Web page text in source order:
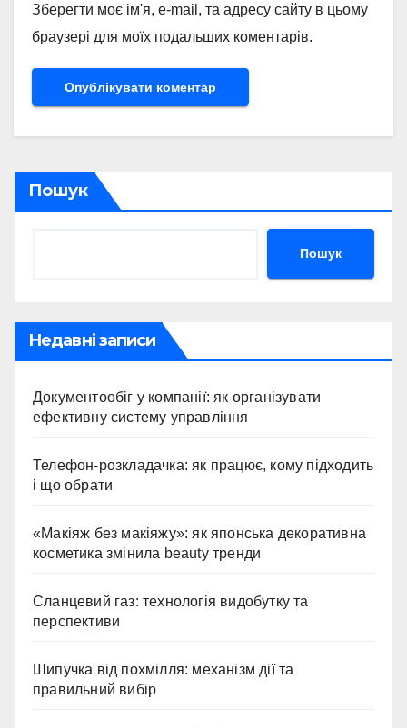
Зберегти моє ім'я, e-mail, та адресу сайту в цьому
браузері для моїх подальших коментарів.
Пошук
Пошук
Недавні записи
Документообіг у компанії: як організувати
ефективну систему управління
Телефон-розкладачка: як працює, кому підходить
і що обрати
«Макіяж без макіяжу»: як японська декоративна
косметика змінила beauty тренди
Сланцевий газ: технологія видобутку та
перспективи
Шипучка від похмілля: механізм дії та
правильний вибір